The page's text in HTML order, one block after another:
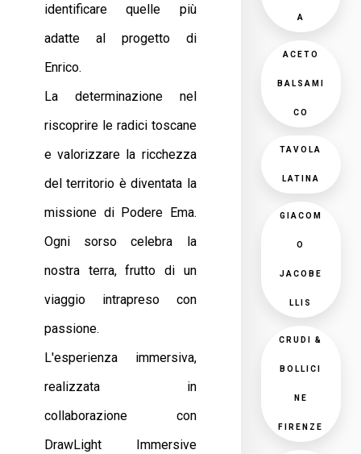
identificare quelle più
adatte al progetto di
Enrico.
La determinazione nel
riscoprire le radici toscane
e valorizzare la ricchezza
del territorio è diventata la
missione di Podere Ema.
Ogni sorso celebra la
nostra terra, frutto di un
viaggio intrapreso con
passione.
L'esperienza immersiva,
realizzata in
collaborazione con
DrawLight Immersive
A
ACETO
BALSAMI
CO
TAVOLA
LATINA
GIACOM
O
JACOBE
LLIS
CRUDI &
BOLLICI
NE
FIRENZE